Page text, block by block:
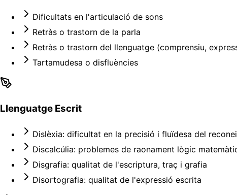
Dificultats en l'articulació de sons
Retràs o trastorn de la parla
Retràs o trastorn del llenguatge (comprensiu,
Tartamudesa o disfluències
Llenguatge Escrit
Dislèxia: dificultat en la precisió i fluïdesa del
Discalcúlia: problemes de raonament lògic
Disgrafia: qualitat de l'escriptura, traç i grafia
Disortografia: qualitat de l'expressió escrita